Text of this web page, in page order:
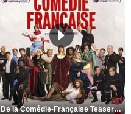
De la Comédie-Française Teaser VF